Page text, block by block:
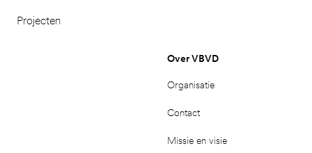
Projecten
Over VBVD
Organisatie
Contact
Missie en visie